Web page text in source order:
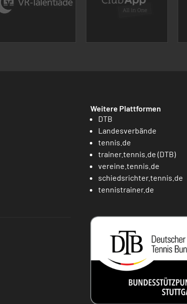
Weitere Plattformen
DTB
Landesverbände
tennis.de
trainer.tennis.de (DTB)
vereine.tennis.de
schiedsrichter.tennis.de
tennistrainer.de